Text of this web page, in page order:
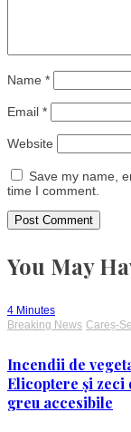
Name *
Email *
Website
Save my name,
time I comment.
You May
4 Minutes
Breaking News Careș-
Incendii de
Elicoptere și zeci
greu accesibile